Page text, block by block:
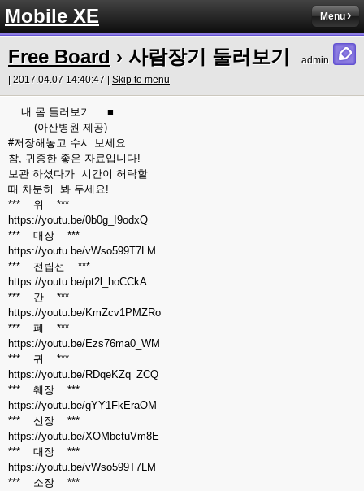
Mobile XE Menu
Free Board › 사람장기 둘러보기
admin
| 2017.04.07 14:40:47 | Skip to menu
내 몸 둘러보기 ■
(아산병원 제공)
#저장해놓고 수시 보세요
참, 귀중한 좋은 자료입니다!
보관 하셨다가 시간이 허락할
때 차분히 봐 두세요!
*** 위 ***
https://youtu.be/0b0g_I9odxQ
*** 대장 ***
https://youtu.be/vWso599T7LM
*** 전립선 ***
https://youtu.be/pt2l_hoCCkA
*** 간 ***
https://youtu.be/KmZcv1PMZRo
*** 폐 ***
https://youtu.be/Ezs76ma0_WM
*** 귀 ***
https://youtu.be/RDqeKZq_ZCQ
*** 췌장 ***
https://youtu.be/gYY1FkEraOM
*** 신장 ***
https://youtu.be/XOMbctuVm8E
*** 대장 ***
https://youtu.be/vWso599T7LM
*** 소장 ***